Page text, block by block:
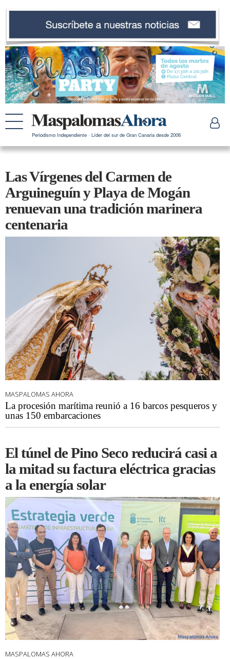
Periodismo Independiente · Líder del sur de Gran Canaria desde 2006
Las Vírgenes del Carmen de
Arguineguín y Playa de Mogán
renuevan una tradición marinera
centenaria
MASPALOMAS AHORA
La procesión marítima reunió a 16 barcos pesqueros y
unas 150 embarcaciones
El túnel de Pino Seco reducirá casi a
la mitad su factura eléctrica gracias
a la energía solar
MASPALOMAS AHORA